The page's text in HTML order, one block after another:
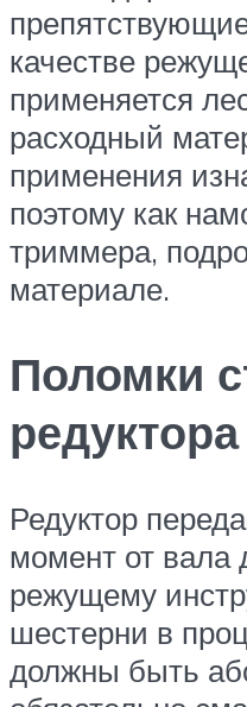
качестве
применяется
расходный
применения
поэтому как
триммера,
материале.
Поломки
редуктора
Редуктор
момент от вала
режущему
шестерни в
должны быть